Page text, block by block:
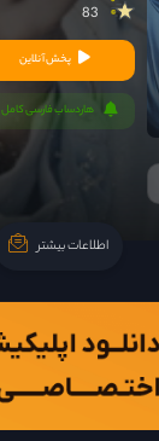
83
پخش آنلاین
هاردساب فارسی کامل
اطلاعات بیشتر